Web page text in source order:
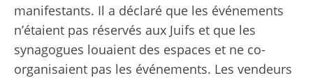
manifestants. Il a déclaré que les événements
n’étaient pas réservés aux Juifs et que les
synagogues louaient des espaces et ne co-
organisaient pas les événements. Les vendeurs